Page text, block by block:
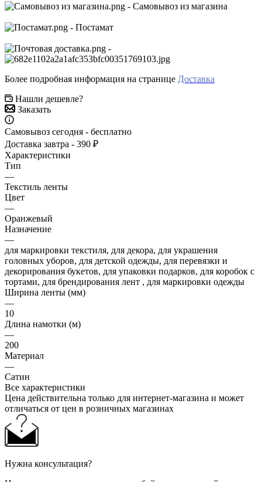
- Самовывоз из магазина
- Постамат
-
Более подробная информация на странице Доставка
Нашли дешевле?
Заказать
Самовывоз сегодня - бесплатно
Доставка завтра - 390 ₽
Характеристики
Тип
—
Текстиль ленты
Цвет
—
Оранжевый
Назначение
—
для маркировки текстиля, для декора, для украшения
головных уборов, для детской одежды, для перевязки и
декорирования букетов, для упаковки подарков, для коробок с
тортами, для брендирования лент , для маркировки одежды
Ширина ленты (мм)
—
10
Длина намотки (м)
—
200
Материал
—
Сатин
Все характеристики
Цена действительна только для интернет-магазина и может
отличаться от цен в розничных магазинах
Нужна консультация?